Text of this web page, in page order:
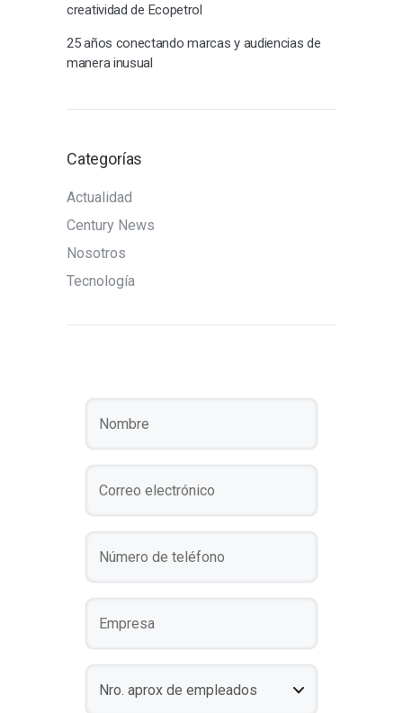
creatividad de Ecopetrol
25 años conectando marcas y audiencias de
manera inusual
Categorías
Actualidad
Century News
Nosotros
Tecnología